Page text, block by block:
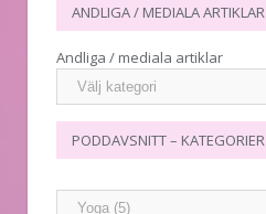
ANDLIGA / MEDIALA ARTIKLAR
Andliga / mediala artiklar
PODDAVSNITT – KATEGORIER